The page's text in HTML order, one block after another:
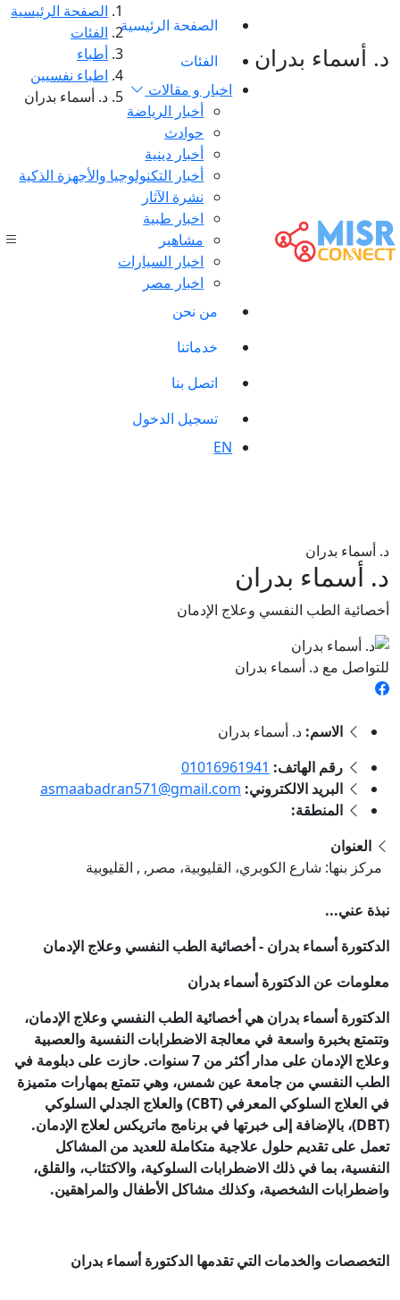
الصفحة الرئيسية
الفئات
اخبار و مقالات
أخبار الرياضة
حوادث
أخبار دينية
أخبار التكنولوجيا والأجهزة الذكية
نشرة الآثار
اخبار طبية
مشاهير
اخبار السيارات
اخبار مصر
من نحن
خدماتنا
اتصل بنا
تسجيل الدخول
EN
د. أسماء بدران
الصفحة الرئيسية
الفئات
أطباء
اطباء نفسيين
د. أسماء بدران
د. أسماء بدران
د. أسماء بدران
أخصائية الطب النفسي وعلاج الإدمان
للتواصل مع د. أسماء بدران
الاسم: د. أسماء بدران
رقم الهاتف: 01016961941
البريد الالكتروني: asmaabadran571@gmail.com
المنطقة:
العنوان
مركز بنها: شارع الكوبري، القليوبية، مصر, , القليوبية
نبذة عني...
الدكتورة أسماء بدران - أخصائية الطب النفسي وعلاج الإدمان
معلومات عن الدكتورة أسماء بدران
الدكتورة أسماء بدران هي أخصائية الطب النفسي وعلاج الإدمان،
وتتمتع بخبرة واسعة في معالجة الاضطرابات النفسية والعصبية
وعلاج الإدمان على مدار أكثر من 7 سنوات. حازت على دبلومة في
الطب النفسي من جامعة عين شمس، وهي تتمتع بمهارات متميزة
في العلاج السلوكي المعرفي (CBT) والعلاج الجدلي السلوكي
(DBT)، بالإضافة إلى خبرتها في برنامج ماتريكس لعلاج الإدمان.
تعمل على تقديم حلول علاجية متكاملة للعديد من المشاكل
النفسية، بما في ذلك الاضطرابات السلوكية، والاكتئاب، والقلق،
واضطرابات الشخصية، وكذلك مشاكل الأطفال والمراهقين.
التخصصات والخدمات التي تقدمها الدكتورة أسماء بدران